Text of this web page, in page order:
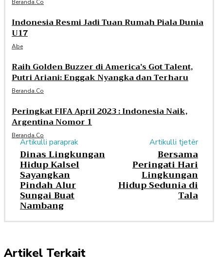
Beranda.co
Indonesia Resmi Jadi Tuan Rumah Piala Dunia
U17
Abe
Raih Golden Buzzer di America’s Got Talent,
Putri Ariani: Enggak Nyangka dan Terharu
Beranda.co
Peringkat FIFA April 2023 : Indonesia Naik,
Argentina Nomor 1
Beranda.co
Artikulli paraprak
Dinas Lingkungan
Hidup Kalsel
Sayangkan
Pindah Alur
Sungai Buat
Nambang
Artikulli tjetër
Bersama
Peringati Hari
Lingkungan
Hidup Sedunia di
Tala
Artikel Terkait